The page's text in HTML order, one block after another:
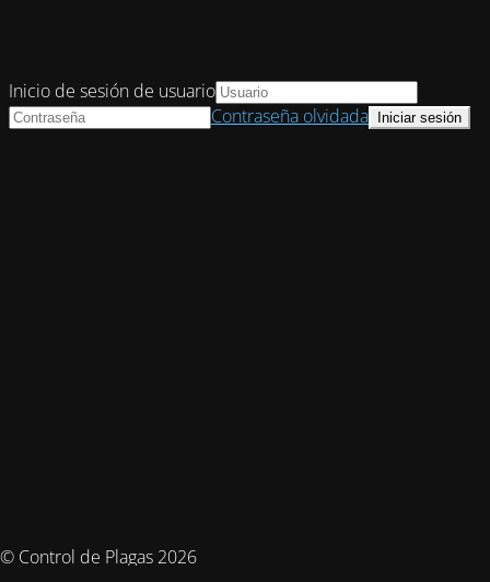
© Control de Plagas 2026
Inicio de sesión de usuario
Contraseña olvidada